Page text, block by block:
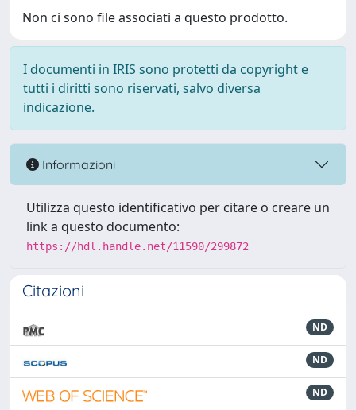
Non ci sono file associati a questo prodotto.
I documenti in IRIS sono protetti da copyright e
tutti i diritti sono riservati, salvo diversa
indicazione.
Informazioni
Utilizza questo identificativo per citare o creare un
link a questo documento:
https://hdl.handle.net/11590/299872
Citazioni
ND
ND
ND